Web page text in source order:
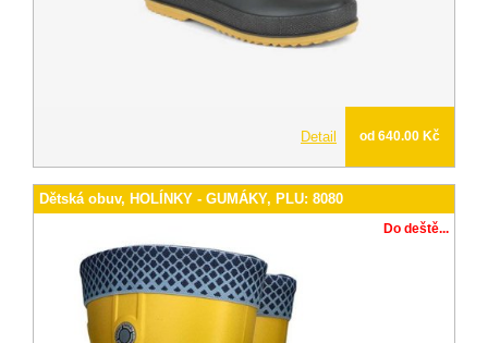
Detail od 640.00 Kč
Dětská obuv, HOLÍNKY - GUMÁKY, PLU: 8080
Do deště...